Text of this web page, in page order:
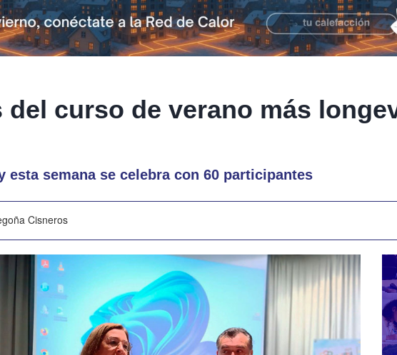
del curso de verano más
esta semana se celebra con 60 participantes
Cisneros